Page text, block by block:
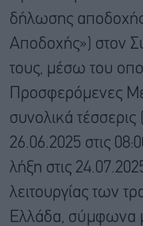
δήλωσης
Αποδοχής») στον
τους, μέσω του
Προσφερόμενες
συνολικά
26.06.2025 στις
λήξη στις
λειτουργίας των
Ελλάδα, σύμφωνα